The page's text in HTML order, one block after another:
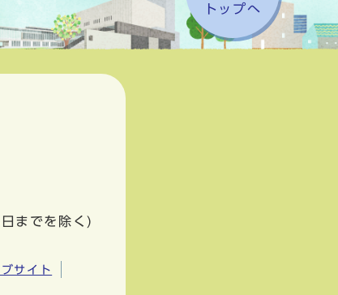
トップへ
までを除く)
サイト